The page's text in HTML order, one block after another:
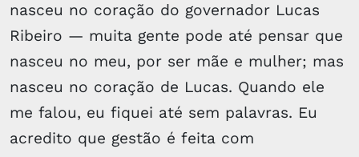
nasceu no coração do governador Lucas
Ribeiro — muita gente pode até pensar que
nasceu no meu, por ser mãe e mulher; mas
nasceu no coração de Lucas. Quando ele
me falou, eu fiquei até sem palavras. Eu
acredito que gestão é feita com